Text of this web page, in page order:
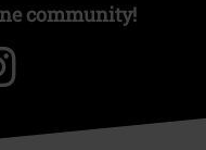
community!